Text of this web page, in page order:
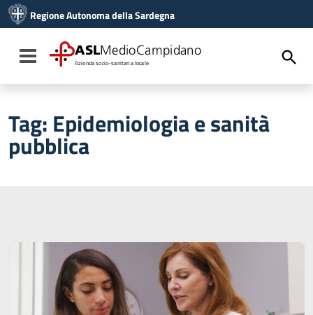
Vai al menu di navigazione
Vai al footer
Regione Autonoma della Sardegna
Toggle navigation
ASLMedioCampidano
Azienda socio-sanitaria locale
Tag: Epidemiologia e sanità
pubblica